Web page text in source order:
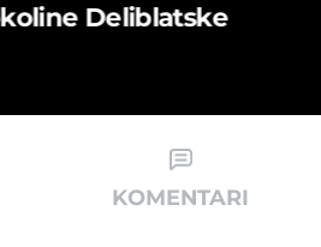
Deliblatske
KOMENTARI